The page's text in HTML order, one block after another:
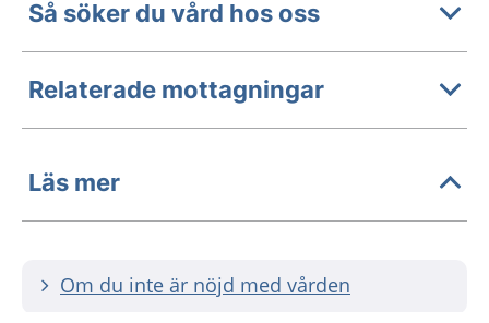
Så söker du vård hos oss
Relaterade mottagningar
Läs mer
Om du inte är nöjd med vården